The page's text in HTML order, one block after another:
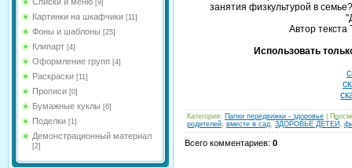
[9]
Картинки на шкафчики [11]
Фоны и шаблоны [25]
Клипарт [4]
Оформление групп [4]
Раскраски [11]
Прописи [0]
Бумажные куклы [6]
Поделки [1]
Демонстрационный материал
[2]
занятия физкультурой в
Автор
Использовать
Категория: Папки передвижки - здоровье
родителей, вместе в сад, ЗДОРОВЬЕ ДЕТЕЙ,
Всего комментариев: 0